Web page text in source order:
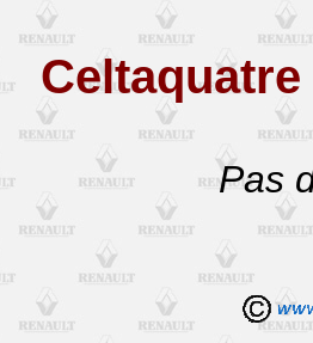
Celtaquatre
Pas